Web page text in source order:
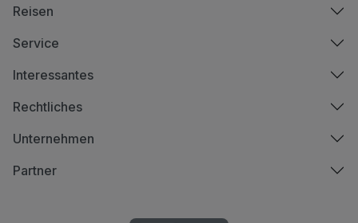
Reisen
Service
Interessantes
Rechtliches
Unternehmen
Partner